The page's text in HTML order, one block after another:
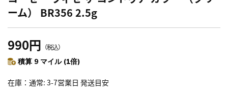
ーム） BR356 2.5g
990円 （税込）
積算 9 マイル (1倍)
在庫 通常: 3-7営業日 発送目安